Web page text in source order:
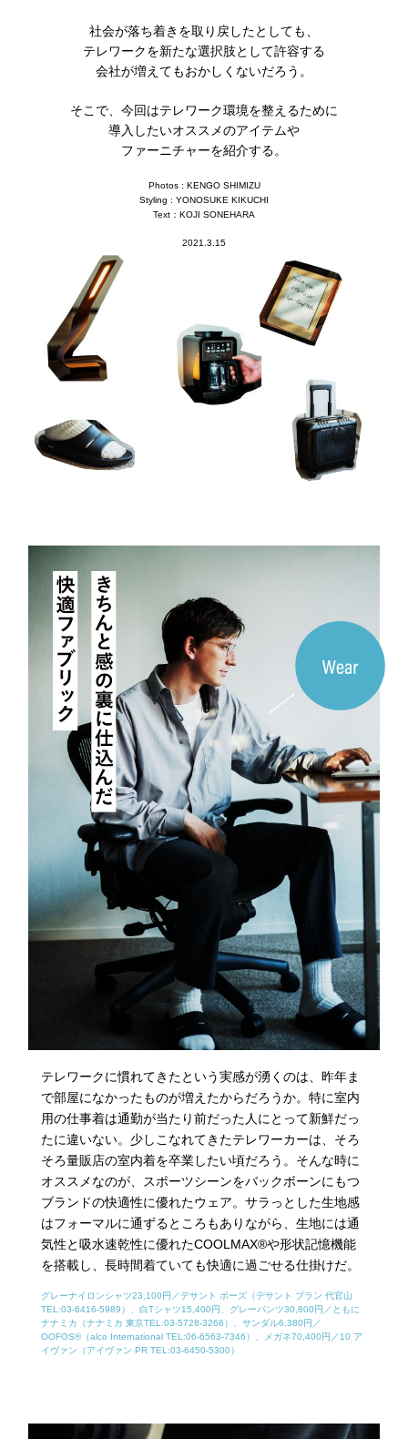
社会が落ち着きを取り戻したとしても、
テレワークを新たな選択肢として許容する
会社が増えてもおかしくないだろう。
そこで、今回はテレワーク環境を整えるために
導入したいオススメのアイテムや
ファーニチャーを紹介する。
Photos : KENGO SHIMIZU
Styling : YONOSUKE KIKUCHI
Text：KOJI SONEHARA
2021.3.15
テレワークに慣れてきたという実感が湧くのは、昨年ま
で部屋になかったものが増えたからだろうか。特に室内
用の仕事着は通勤が当たり前だった人にとって新鮮だっ
たに違いない。少しこなれてきたテレワーカーは、そろ
そろ量販店の室内着を卒業したい頃だろう。そんな時に
オススメなのが、スポーツシーンをバックボーンにもつ
ブランドの快適性に優れたウェア。サラっとした生地感
はフォーマルに通ずるところもありながら、生地には通
気性と吸水速乾性に優れたCOOLMAX®や形状記憶機能
を搭載し、長時間着ていても快適に過ごせる仕掛けだ。
グレーナイロンシャツ23,100円／デサント ポーズ（デサント ブラン 代官山
TEL:03-6416-5989）、白Tシャツ15,400円、グレーパンツ30,800円／ともに
ナナミカ（ナナミカ 東京TEL:03-5728-3266）、サンダル6,380円／
OOFOS®（alco International TEL:06-6563-7346）、メガネ70,400円／10 ア
イヴァン（アイヴァン PR TEL:03-6450-5300）